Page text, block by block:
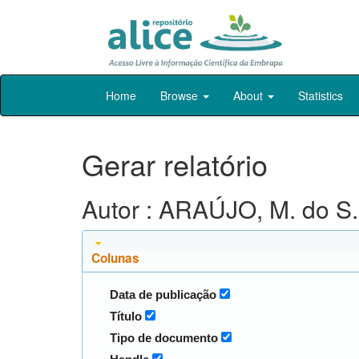
Skip
Home Browse About Statistics
Gerar relatório
Autor : ARAÚJO, M. do
Colunas
Data de publicação
Título
Tipo de documento